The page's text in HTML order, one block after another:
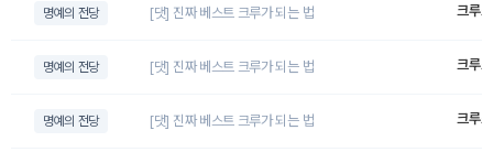
명예의 전당 [댓] 진짜 베스트 크루가 되는 법 크루
명예의 전당 [댓] 진짜 베스트 크루가 되는 법 크루
명예의 전당 [댓] 진짜 베스트 크루가 되는 법 크루